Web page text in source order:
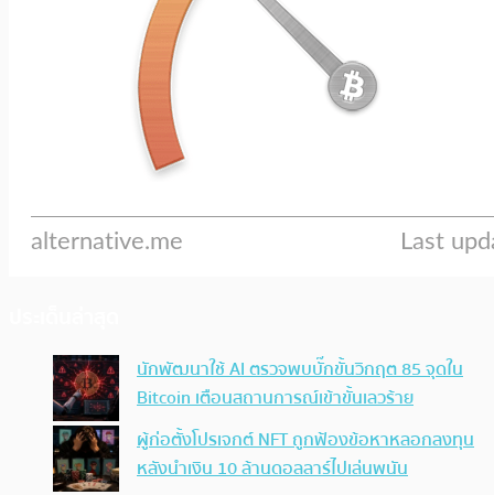
นักพัฒนาใช้ AI ตรวจพบบั๊กขั้นวิกฤต 85 จุดใน
Bitcoin เตือนสถานการณ์เข้าขั้นเลวร้าย
ผู้ก่อตั้งโปรเจกต์ NFT ถูกฟ้องข้อหาหลอกลงทุน
หลังนำเงิน 10 ล้านดอลลาร์ไปเล่นพนัน